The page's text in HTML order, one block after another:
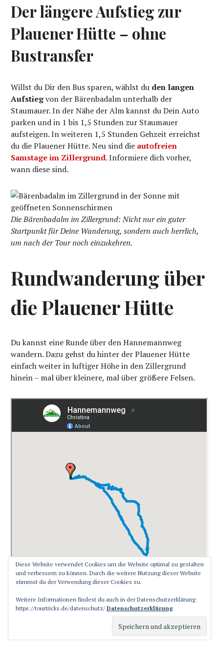
Der längere Aufstieg zur
Plauener Hütte – ohne
Bustransfer
Willst du Dir den Bus sparen, wählst du den langen
Aufstiegvon der Bärenbadalm unterhalb der
Staumauer. In der Nähe der Alm kannst du Dein Auto
parken und in 1 bis 1,5 Stunden zur Staumauer
aufsteigen. In weiteren 1,5 Stunden Gehzeit erreichst
du die Plauener Hütte. Neu sind die autofreien
Samstage im Zillergrund. Informiere dich vorher,
wann diese sind.
Die Bärenbadalm im Zillergrund: Nicht nur ein guter
Startpunkt für Deine Wanderung, sondern auch herrlich,
um nach der Tour noch einzukehren.
Rundwanderung über
die Plauener Hütte
Du kannst eine Runde über den Hannemannweg
wandern. Dazu gehst du hinter der Plauener Hütte
einfach weiter in luftiger Höhe in den Zillergrund
hinein – mal über kleinere, mal über größere Felsen.
Diese Website verwendet Cookies um die Website optimal zu gestalten
und verbessern zu können. Durch die weitere Nutzung dieser Website
stimmst du der Verwendung dieser Cookies zu.
Weitere Informationen findest du auch in der Datenschutzerklärung:
https://tourtricks.de/datenschutz/Datenschutzerklärung